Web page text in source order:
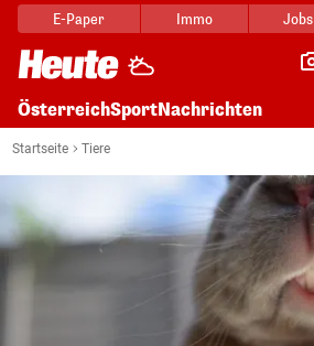
E-Paper Immo Jobs
ÖsterreichSportNachrichten
Startseite Tiere